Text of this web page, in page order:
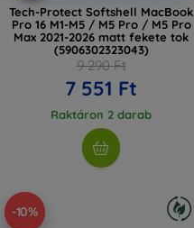
Tech-Protect Softshell MacBook
Pro 16 M1-M5 / M5 Pro / M5 Pro
Max 2021-2026 matt fekete tok
(5906302323043)
9 290 Ft
7 551 Ft
Raktáron 2 darab
-10%